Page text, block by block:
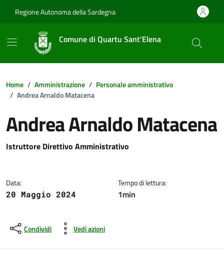
Regione Autonoma della Sardegna
Comune di Quartu Sant'Elena
Home Amministrazione
Personale amministrativo
Andrea Arnaldo Matacena
Andrea Arnaldo Matacena
Dettagli della notizia
Istruttore Direttivo Amministrativo
Data:
20 Maggio 2024
Tempo di lettura:
1min
Condividi Vedi azioni